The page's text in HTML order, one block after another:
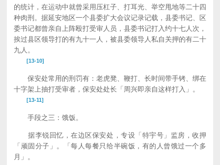
的统计，在运动中就曾采用压杠子、打耳光、举空甩地等二十四
种肉刑。据延安地区一个县委扩大会议记录记载，县委书记、区
委书记都曾亲自上阵殴打受审人员，县委书记打入约十七人次，
挨过县区领导打的有九十一人，被县委领导人私自关押的有二十
九人。
[13-10]
保安处常用的刑罚有：老虎凳、鞭打、长时间带手铐、绑在
十字架上抽打受审者，保安处处长「周兴即亲自这样打入」。
[13-11]
手段之三：饿饭。
据李锐回忆，在边区保安处，专设「特宇号」监房，收押
「顽固分子」。「每人每餐只给半碗饭，有的人曾饿过一个多
月」。